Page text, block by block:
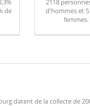
de
2118
d'hommes et
femmes.
datent de la collecte de